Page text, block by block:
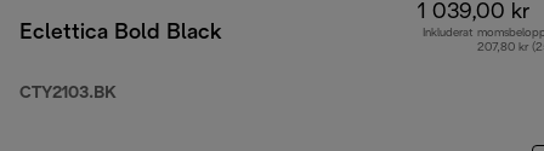
Eclettica Bold Black
CTY2103.BK
1 039,00 kr
Inkluderat
207,80 kr